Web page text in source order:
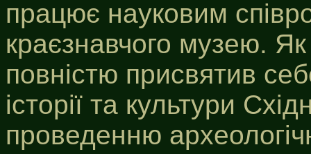
працює науковим
краєзнавчого музею.
повністю присвятив
історії та культури
проведенню